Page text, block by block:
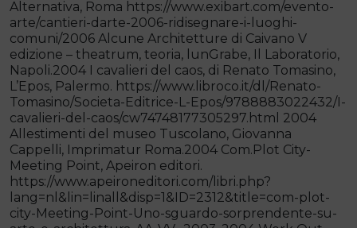
Alternativa, Roma https://www.exibart.com/evento-
arte/cantieri-darte-2006-ridisegnare-i-luoghi-
comuni/2006 Alcune Architetture di Caivano V
edizione – theatrum, teoria, lunGrabe, Il Laboratorio,
Napoli.2004 I cavalieri del caos, di Renato Tomasino,
L’Epos, Palermo. https://www.libroco.it/dl/Renato-
Tomasino/Societa-Editrice-L-Epos/9788883022432/I-
cavalieri-del-caos/cw74748177305297.html 2004
Allestimenti del museo Tuscolano, Giovanna
Cappelli, Imprimatur Roma.2004 Com.Plot City-
Meeting Point, Apeiron editori.
https://www.apeironeditori.com/libri.php?
lang=nl&lin=linall&disp=1&ID=2312&title=com-plot-
city-Meeting-Point-Uno-sguardo-sorprendente-su-